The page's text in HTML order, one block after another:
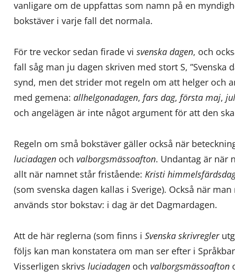
vanligare om de uppfattas som namn på en
bokstäver i varje fall det normala.
För tre veckor sedan firade vi svenska dagen, och
fall såg man ju dagen skriven med stort S, ”Svenska
synd, men det strider mot regeln om att helger och
med gemena: allhelgonadagen, fars dag, första maj,
och angelägen är inte något argument för att den
Regeln om små bokstäver gäller också när
luciadagenoch valborgsmässoafton. Undantag är när
allt när namnet står fristående: Kristi
(som svenska dagen kallas i Sverige). Också när
används stor bokstav: i dag är det Dagmardagen.
Att de här reglerna (som finns i Svenska skrivregler
följs kan man konstatera om man ser efter i
Visserligen skrivs luciadagenoch valborgsmässoafton